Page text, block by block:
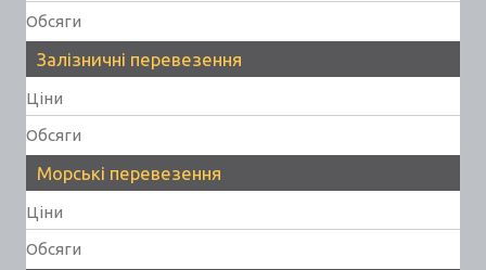
Обсяги
Залізничні перевезення
Ціни
Обсяги
Морські перевезення
Ціни
Обсяги